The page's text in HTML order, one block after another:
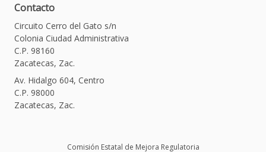
Contacto
Circuito Cerro del Gato s/n
Colonia Ciudad Administrativa
C.P. 98160
Zacatecas, Zac.
Av. Hidalgo 604, Centro
C.P. 98000
Zacatecas, Zac.
Comisión Estatal de Mejora Regulatoria